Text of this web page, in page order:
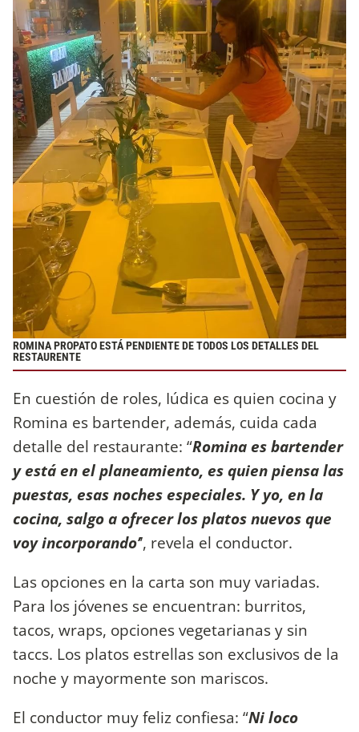
ROMINA PROPATO ESTÁ PENDIENTE DE TODOS LOS DETALLES DEL
RESTAURENTE
En cuestión de roles, Iúdica es quien cocina y
Romina es bartender, además, cuida cada
detalle del restaurante: “Romina es bartender
y está en el planeamiento, es quien piensa las
puestas, esas noches especiales. Y yo, en la
cocina, salgo a ofrecer los platos nuevos que
voy incorporando’’, revela el conductor.
Las opciones en la carta son muy variadas.
Para los jóvenes se encuentran: burritos,
tacos, wraps, opciones vegetarianas y sin
taccs. Los platos estrellas son exclusivos de la
noche y mayormente son mariscos.
El conductor muy feliz confiesa: “Ni loco